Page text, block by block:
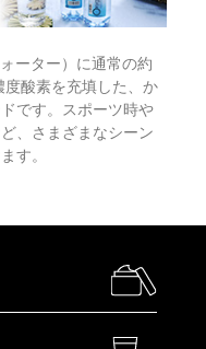
ーター）に通常の約
度酸素を充填した、か
です。スポーツ時や
、さまざまなシーン
す。